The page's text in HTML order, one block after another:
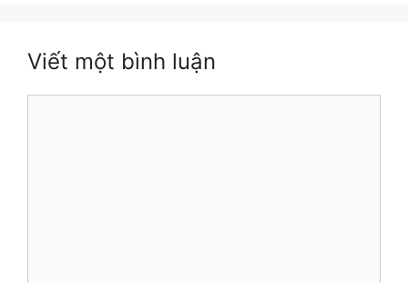
Viết một bình luận